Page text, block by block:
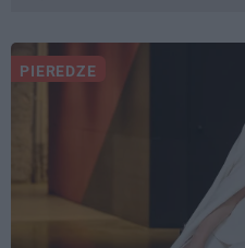
PIEREDZE